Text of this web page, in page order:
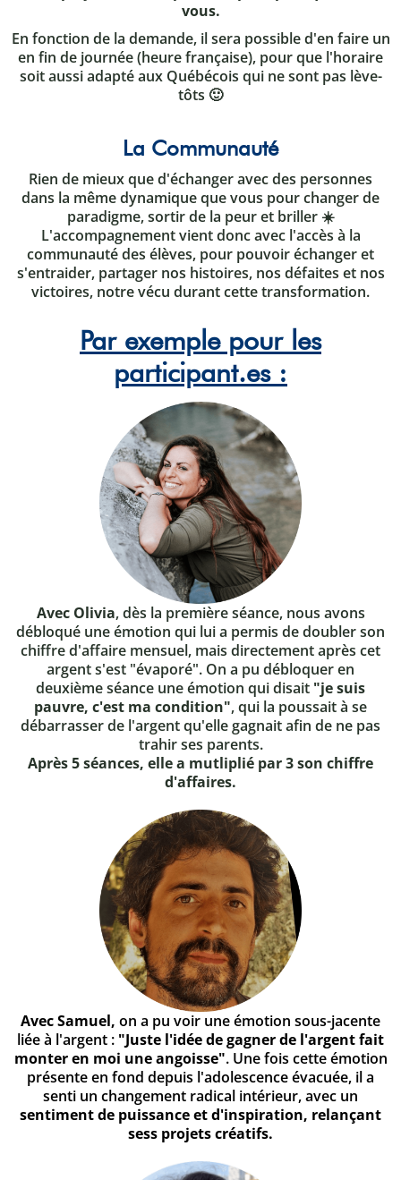
vous.
En fonction de la demande, il sera possible d'en faire un
en fin de journée (heure française), pour que l'horaire
soit aussi adapté aux Québécois qui ne sont pas lève-
tôts 🙂
La Communauté
Rien de mieux que d'échanger avec des personnes
dans la même dynamique que vous pour changer de
paradigme, sortir de la peur et briller ☀️
L'accompagnement vient donc avec l'accès à la
communauté des élèves, pour pouvoir échanger et
s'entraider, partager nos histoires, nos défaites et nos
victoires, notre vécu durant cette transformation.
Par exemple pour les
participant.es :
Avec Olivia, dès la première séance, nous avons
débloqué une émotion qui lui a permis de doubler son
chiffre d'affaire mensuel, mais directement après cet
argent s'est "évaporé". On a pu débloquer en
deuxième séance une émotion qui disait "je suis
pauvre, c'est ma condition", qui la poussait à se
débarrasser de l'argent qu'elle gagnait afin de ne pas
trahir ses parents.
Après 5 séances, elle a mutliplié par 3 son chiffre
d'affaires.
Avec Samuel, on a pu voir une émotion sous-jacente
liée à l'argent : "Juste l'idée de gagner de l'argent fait
monter en moi une angoisse". Une fois cette émotion
présente en fond depuis l'adolescence évacuée, il a
senti un changement radical intérieur, avec un
sentiment de puissance et d'inspiration, relançant
sess projets créatifs.